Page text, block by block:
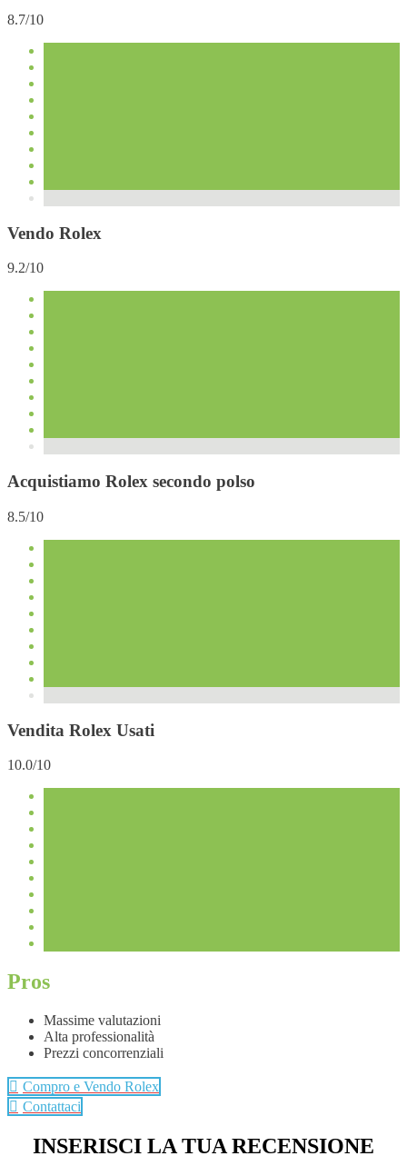
8.7/10
Vendo Rolex
9.2/10
Acquistiamo Rolex secondo polso
8.5/10
Vendita Rolex Usati
10.0/10
Pros
Massime valutazioni
Alta professionalità
Prezzi concorrenziali
Compro e Vendo Rolex
Contattaci
INSERISCI LA TUA RECENSIONE